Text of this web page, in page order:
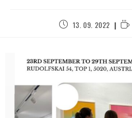
13. 09. 2022